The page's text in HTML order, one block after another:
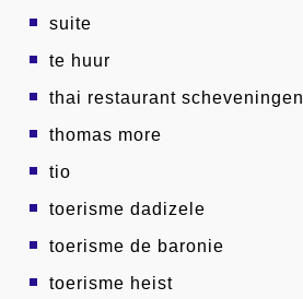
suite
te huur
thai restaurant scheveningen
thomas more
tio
toerisme dadizele
toerisme de baronie
toerisme heist